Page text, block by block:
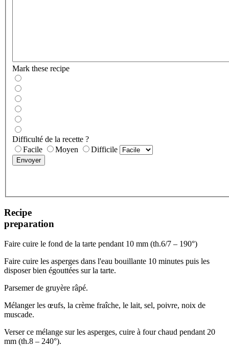
Mark these recipe
Difficulté de la recette ?
Facile
Moyen Difficile
Recipe
preparation
Faire cuire le fond de la tarte pendant 10 mm (th.6/7 – 190°)
Faire cuire les asperges dans l'eau bouillante 10 minutes puis les
disposer bien égouttées sur la tarte.
Parsemer de gruyère râpé.
Mélanger les œufs, la crème fraîche, le lait, sel, poivre, noix de
muscade.
Verser ce mélange sur les asperges, cuire à four chaud pendant 20
mm (th.8 – 240°).